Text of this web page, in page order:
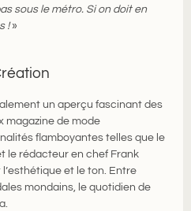
sous le métro. Si on doit en
!»
un aperçu fascinant des
magazine de mode
flamboyantes telles que le
le rédacteur en chef Frank
et le ton. Entre
mondains, le quotidien de